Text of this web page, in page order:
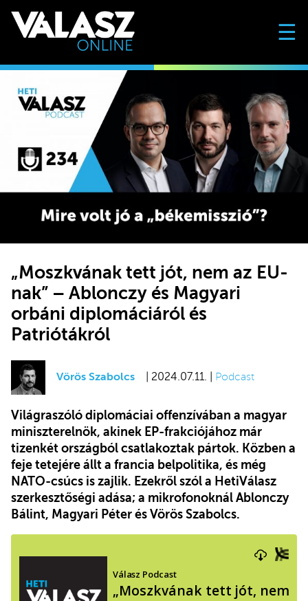
☰
„Moszkvának tett jót, nem az EU-
nak” – Ablonczy és Magyari
orbáni diplomáciáról és
Patriótákról
Vörös Szabolcs | 2024.07.11. | Podcast
Világraszóló diplomáciai offenzívában a magyar
miniszterelnök, akinek EP-frakciójához már
tizenkét országból csatlakoztak pártok. Közben a
feje tetejére állt a francia belpolitika, és még
NATO-csúcs is zajlik. Ezekről szól a HetiVálasz
szerkesztőségi adása; a mikrofonoknál Ablonczy
Bálint, Magyari Péter és Vörös Szabolcs.